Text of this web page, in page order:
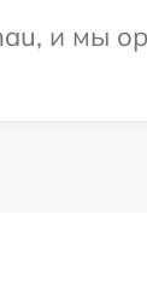
и мы